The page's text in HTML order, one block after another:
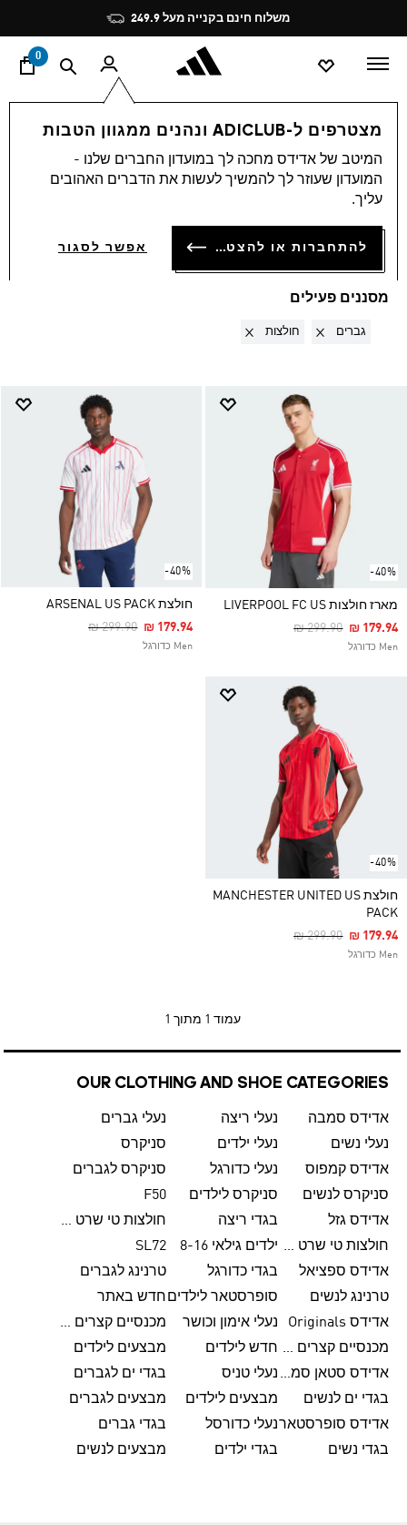
Pause
promotion
rotation
משלוח חינם בקנייה מעל 249.9
0
מצטרפים ל-ADICLUB ונהנים ממגוון הטבות
המיטב של אדידס מחכה לך במועדון החברים שלנו -
המועדון שעוזר לך להמשיך לעשות את הדברים האהובים
עליך.
להתחברות או להצטרפות אפשר לסגור
גברים · חולצות·ביגוד
כדורגל בהנחה
סינון ומיון הגדלת התמונות
מסננים פעילים
גברים Remove filter Currently Refined by מגדר: גברים
חולצות Remove filter Currently Refined by סוג מוצר: חולצות
-40%
מארז חולצות LIVERPOOL FC US
Price Reduced From
₪ 299.90To₪ 179.94
Men כדורגל
-40%
חולצת ARSENAL US PACK
Price Reduced From
₪ 299.90To₪ 179.94
Men כדורגל
-40%
חולצת MANCHESTER UNITED US
PACK
Price Reduced From
₪ 299.90To₪ 179.94
Men כדורגל
עמוד 1 מתוך 1
OUR CLOTHING AND SHOE CATEGORIES
אדידס סמבה נעלי ריצה
נעלי גברים
נעלי נשים
נעלי ילדים
סניקרס
אדידס קמפוס
נעלי כדורגל
סניקרס לגברים
סניקרס לנשים
סניקרס לילדים
F50
אדידס גזל
בגדי ריצה
חולצות טי שרט לגברים
חולצות טי שרט לנשים ילדים גילאי 8-16
SL72
אדידס ספציאל
בגדי כדורגל
טרנינג לגברים
טרנינג לנשים
סופרסטאר לילדים חדש באתר
אדידס Originals
נעלי אימון וכושר
מכנסיים קצרים לגברים
מכנסיים קצרים לנשים חדש לילדים
מבצעים לילדים
אדידס סטאן סמית' נעלי טניס
בגדי ים לגברים
בגדי ים לנשים
מבצעים לילדים
מבצעים לגברים
אדידס סופרסטארנעלי כדורסל
בגדי גברים
בגדי נשים
בגדי ילדים מבצעים לנשים